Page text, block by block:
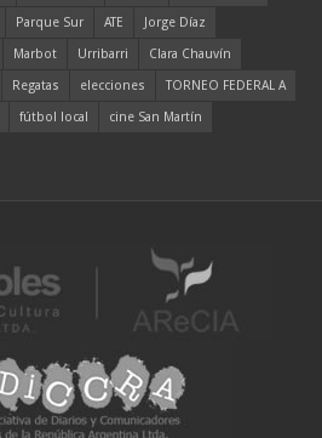
Parque Sur ATE
Jorge Díaz
Marbot Urribarri
Clara Chauvín
Regatas elecciones
TORNEO FEDERAL A
fútbol local cine San Martín